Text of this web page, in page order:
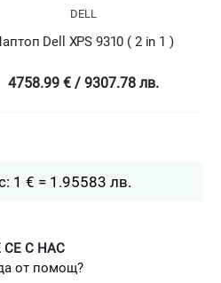
XPS 9310 ( 2 in 1 )
€ / 9307.78 лв.
1 € = 1.95583 лв.
СЕ С НАС
от помощ?